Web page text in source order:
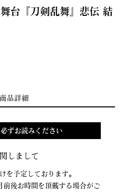
台『刀剣乱舞』悲伝 結
商品詳細
ずお読みください
しまして
を予定しております。
前後お時間を頂戴する場合がご